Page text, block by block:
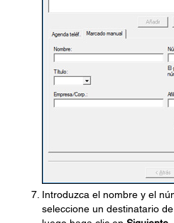
Introduzca el nombre y el
seleccione un destinatario